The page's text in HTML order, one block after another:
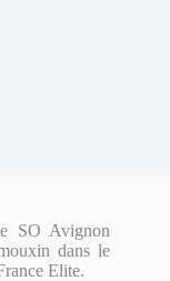
SO Avignon
dans le
Elite.